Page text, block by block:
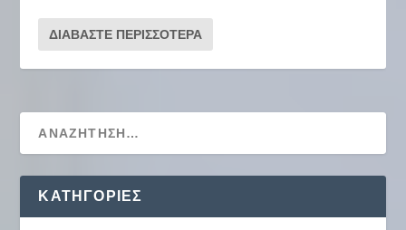
ΔΙΑΒΆΣΤΕ ΠΕΡΙΣΣΌΤΕΡΑ
KΑΤΗΓΟΡΊΕΣ